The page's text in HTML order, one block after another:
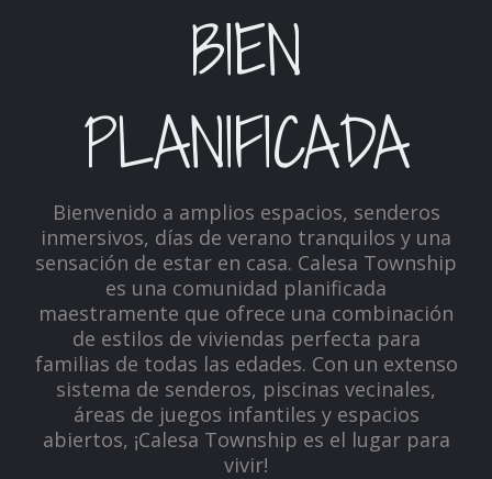
BIEN
PLANIFICADA
Bienvenido a amplios espacios, senderos
inmersivos, días de verano tranquilos y una
sensación de estar en casa. Calesa Township
es una comunidad planificada
maestramente que ofrece una combinación
de estilos de viviendas perfecta para
familias de todas las edades. Con un extenso
sistema de senderos, piscinas vecinales,
áreas de juegos infantiles y espacios
abiertos, ¡Calesa Township es el lugar para
vivir!